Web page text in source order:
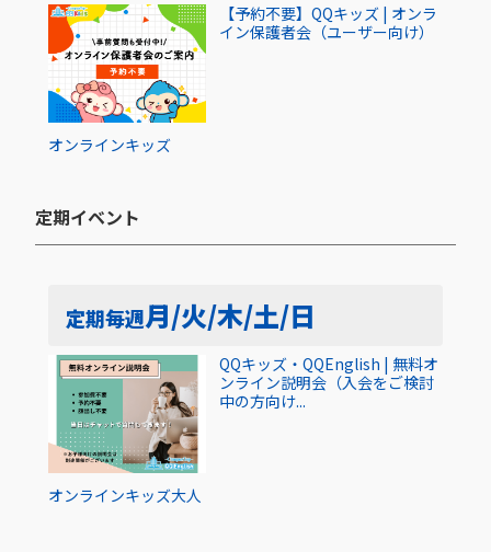
オンラインキッズ
【予約不要】QQキッズ | オンラ
イン保護者会（ユーザー向け）
定期イベント​
定期毎週月/火/木/土/日
オンラインキッズ大人
QQキッズ・QQEnglish | 無料オ
ンライン説明会（入会をご検討
中の方向け...